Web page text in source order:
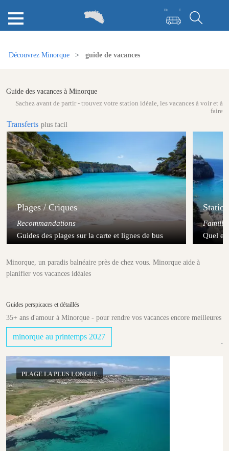
Découvrez Minorque guide de vacances
Guide des vacances à Minorque
Sachez avant de partir - trouvez votre station idéale, les vacances à voir et à
faire
Transferts plus facil
Plages / Criques
Recommandations
Guides des plages sur la carte et lignes de bus
Quel
Minorque, un paradis balnéaire près de chez vous. Minorque aide à
planifier vos vacances idéales
Guides perspicaces et détaillés
35+ ans d'amour à Minorque - pour rendre vos vacances encore meilleures
minorque au printemps 2027
PLAGE LA PLUS LONGUE